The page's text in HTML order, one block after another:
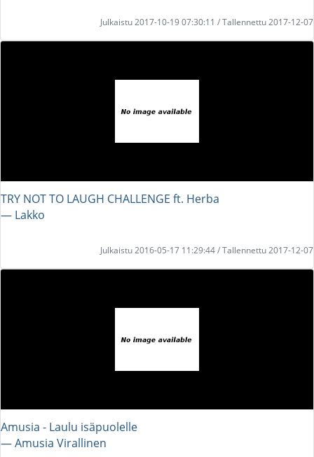
Julkaistu 2017-10-19 07:30:11 / Tallennettu 2017-12-07
TRY NOT TO LAUGH CHALLENGE ft. Herba
― Lakko
Julkaistu 2016-05-17 11:29:44 / Tallennettu 2017-12-07
Amusia - Laulu isäpuolelle
― Amusia Virallinen